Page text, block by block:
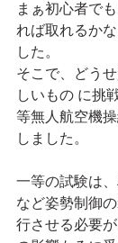
まぁ初心者で
れば取れるか
した。
そこで、どう
しいもの に挑
等無人航空機
しました。
一等の試験は
など姿勢制御
行させる必要